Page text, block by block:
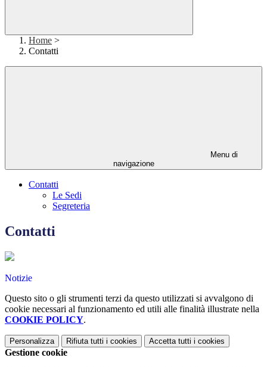
Home >
Contatti
Menu di
navigazione
Contatti
Le Sedi
Segreteria
Contatti
Notizie
Questo sito o gli strumenti terzi da questo utilizzati si avvalgono di
cookie necessari al funzionamento ed utili alle finalità illustrate nella
COOKIE POLICY.
Personalizza Rifiuta tutti i cookies Accetta tutti i cookies
Gestione cookie